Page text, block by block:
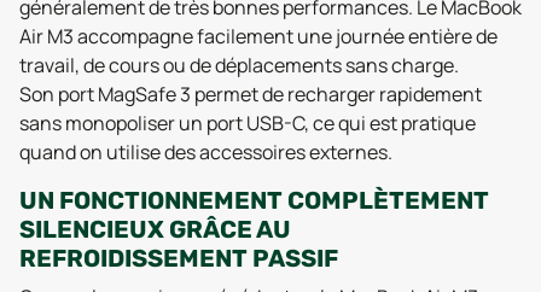
généralement de très bonnes performances. Le MacBook
Air M3 accompagne facilement une journée entière de
travail, de cours ou de déplacements sans charge.
Son port MagSafe 3 permet de recharger rapidement
sans monopoliser un port USB-C, ce qui est pratique
quand on utilise des accessoires externes.
UN FONCTIONNEMENT COMPLÈTEMENT
SILENCIEUX GRÂCE AU
REFROIDISSEMENT PASSIF